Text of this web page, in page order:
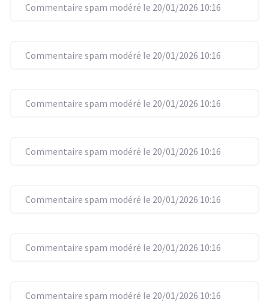
Commentaire spam modéré le 20/01/2026 10:16
Commentaire spam modéré le 20/01/2026 10:16
Commentaire spam modéré le 20/01/2026 10:16
Commentaire spam modéré le 20/01/2026 10:16
Commentaire spam modéré le 20/01/2026 10:16
Commentaire spam modéré le 20/01/2026 10:16
Commentaire spam modéré le 20/01/2026 10:16